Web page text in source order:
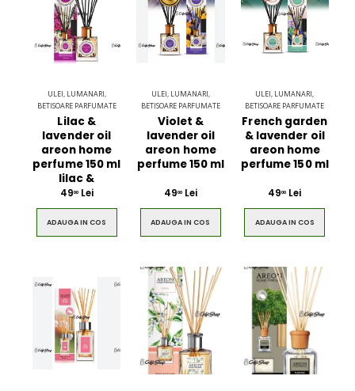
ULEI, LUMANARI,
BETISOARE PARFUMATE
Lilac &
lavender oil
areon home
perfume 150 ml
lilac &
4900Lei
ADAUGA IN COS
ULEI, LUMANARI,
BETISOARE PARFUMATE
Violet &
lavender oil
areon home
perfume 150 ml
4900Lei
ADAUGA IN COS
ULEI, LUMANARI,
BETISOARE PARFUMATE
French garden
& lavender oil
areon home
perfume 150 ml
4900 Lei
ADAUGA IN COS